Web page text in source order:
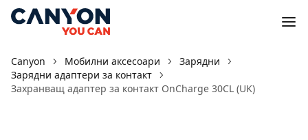
Canyon Мобилни аксесоари
Зарядни
Зарядни адаптери за контакт
Захранващ адаптер за контакт OnCharge 30CL (UK)